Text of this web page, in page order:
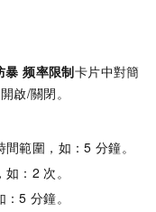
暴 频率限制卡片中對簡
啟/關閉。
間範圍，如：5 分鐘。
如：2 次。
：5 分鐘。